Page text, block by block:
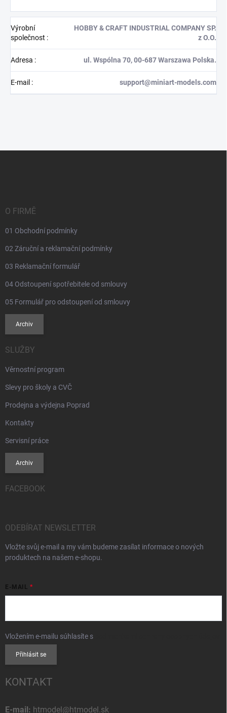
Výrobní
společnost :
HOBBY & CRAFT INDUSTRIAL COMPANY SP.
z O.O.
Adresa : ul. Wspólna 70, 00-687 Warszawa Polska.
E-mail : support@miniart-models.com
O FIRMĚ
01 Obchodní podmínky
02 Záruční a reklamační podmínky
03 Reklamační formulář
04 Odstoupení spotřebitele od smlouvy
05 Formulář pro odstoupení od smlouvy
Archiv
SLUŽBY
Věrnostní program
Slevy pro školy a CVČ
Prodejna a výdejna Poprad
Kontakty
Servisní práce
Archiv
FACEBOOK
ODEBÍRAT NEWSLETTER
Vložte svůj e-mail a my vám budeme zasílat informace o nových
produktech na našem e-shopu.
E-MAIL
Vložením e-mailu súhlasíte s
Přihlásit se
KONTAKT
E-mail: htmodel@htmodel.sk